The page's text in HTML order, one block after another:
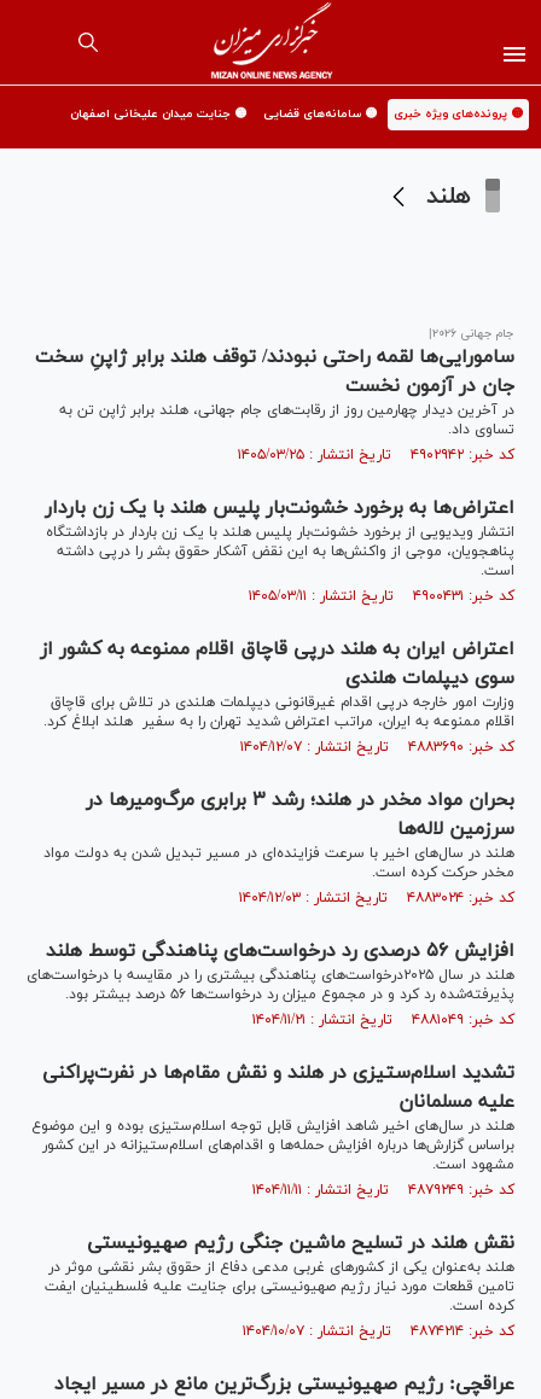
🟡 پرونده‌های ویژه خبری 🟡 سامانه‌های قضایی 🟡 جنایت میدان علیخانی اصفهان
هلند
جام جهانی ۲۰۲۶|
سامورایی‌ها لقمه راحتی نبودند/ توقف هلند برابر ژاپنِ سخت
جان در آزمون نخست
در آخرین دیدار چهارمین روز از رقابت‌های جام جهانی، هلند برابر ژاپن تن به
تساوی داد.
کد خبر: ۴۹۰۲۹۴۲ تاریخ انتشار : ۱۴۰۵/۰۳/۲۵
اعتراض‌ها به برخورد خشونت‌بار پلیس هلند با یک زن باردار
انتشار ویدیویی از برخورد خشونت‌بار پلیس هلند با یک زن باردار در بازداشتگاه
پناهجویان، موجی از واکنش‌ها به این نقض آشکار حقوق بشر را درپی داشته
است.
کد خبر: ۴۹۰۰۴۳۱ تاریخ انتشار : ۱۴۰۵/۰۳/۱۱
اعتراض ایران به هلند درپی قاچاق اقلام ممنوعه به کشور از
سوی دیپلمات هلندی
وزارت امور خارجه درپی اقدام غیرقانونی دیپلمات هلندی در تلاش برای قاچاق
اقلام ممنوعه به ایران، مراتب اعتراض شدید تهران را به سفیر هلند ابلاغ کرد.
کد خبر: ۴۸۸۳۶۹۰ تاریخ انتشار : ۱۴۰۴/۱۲/۰۷
بحران مواد مخدر در هلند؛ رشد ۳ برابری مرگ‌ومیر‌ها در
سرزمین لاله‌ها
هلند در سال‌های اخیر با سرعت فزاینده‌ای در مسیر تبدیل شدن به دولت مواد
مخدر حرکت کرده است.
کد خبر: ۴۸۸۳۰۲۴ تاریخ انتشار : ۱۴۰۴/۱۲/۰۳
افزایش ۵۶ درصدی رد درخواست‌های پناهندگی توسط هلند
هلند در سال ۲۰۲۵درخواست‌های پناهندگی بیشتری را در مقایسه با درخواست‌های
پذیرفته‌شده رد کرد و در مجموع میزان رد درخواست‌ها ۵۶ درصد بیشتر بود.
کد خبر: ۴۸۸۱۰۴۹ تاریخ انتشار : ۱۴۰۴/۱۱/۲۱
تشدید اسلام‌ستیزی در هلند و نقش مقام‌ها در نفرت‌پراکنی
علیه مسلمانان
هلند در سال‌های اخیر شاهد افزایش قابل توجه اسلام‌ستیزی بوده و این موضوع
براساس گزارش‌ها درباره افزایش حمله‌ها و اقدام‌های اسلام‌ستیزانه در این کشور
مشهود است.
کد خبر: ۴۸۷۹۲۴۹ تاریخ انتشار : ۱۴۰۴/۱۱/۱۱
نقش هلند در تسلیح ماشین جنگی رژیم صهیونیستی
هلند به‌عنوان یکی از کشور‌های غربی مدعی دفاع از حقوق بشر نقشی موثر در
تامین قطعات مورد نیاز رژیم صهیونیستی برای جنایت علیه فلسطینیان ایفت
کرده است.
کد خبر: ۴۸۷۴۲۱۴ تاریخ انتشار : ۱۴۰۴/۱۰/۰۷
عراقچی: رژیم صهیونیستی بزرگ‌ترین مانع در مسیر ایجاد